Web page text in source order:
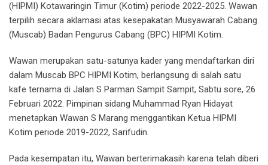
(HIPMI) Kotawaringin Timur (Kotim) periode 2022-2025. Wawan
terpilih secara aklamasi atas kesepakatan Musyawarah Cabang
(Muscab) Badan Pengurus Cabang (BPC) HIPMI Kotim.
Wawan merupakan satu-satunya kader yang mendaftarkan diri
dalam Muscab BPC HIPMI Kotim, berlangsung di salah satu
kafe ternama di Jalan S Parman Sampit Sampit, Sabtu sore, 26
Februari 2022. Pimpinan sidang Muhammad Ryan Hidayat
menetapkan Wawan S Marang menggantikan Ketua HIPMI
Kotim periode 2019-2022, Sarifudin.
Pada kesempatan itu, Wawan berterimakasih karena telah diberi